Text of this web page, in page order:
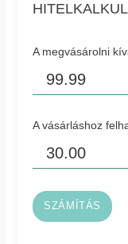
A megvásárolni
A vásárláshoz
SZÁMÍTÁS